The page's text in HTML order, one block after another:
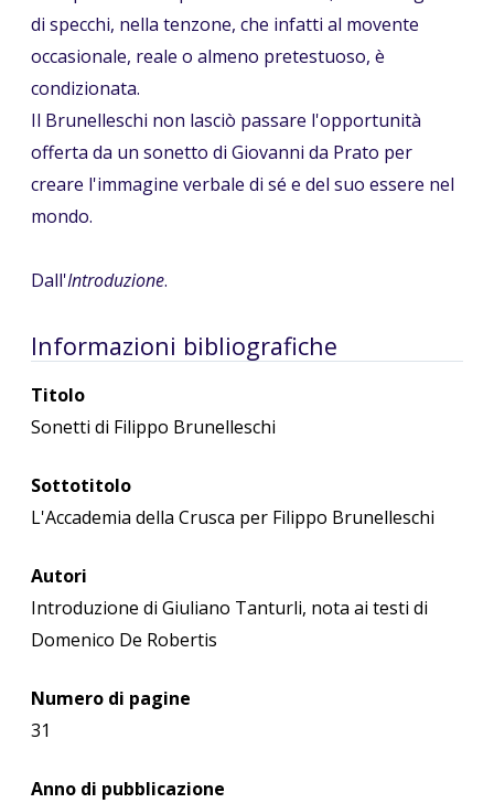
di specchi, nella tenzone, che infatti al movente
occasionale, reale o almeno pretestuoso, è
condizionata.
Il Brunelleschi non lasciò passare l'opportunità
offerta da un sonetto di Giovanni da Prato per
creare l'immagine verbale di sé e del suo essere nel
mondo.
Dall'Introduzione.
Informazioni bibliografiche
Titolo
Sonetti di Filippo Brunelleschi
Sottotitolo
L'Accademia della Crusca per Filippo Brunelleschi
Autori
Introduzione di Giuliano Tanturli, nota ai testi di
Domenico De Robertis
Numero di pagine
31
Anno di pubblicazione